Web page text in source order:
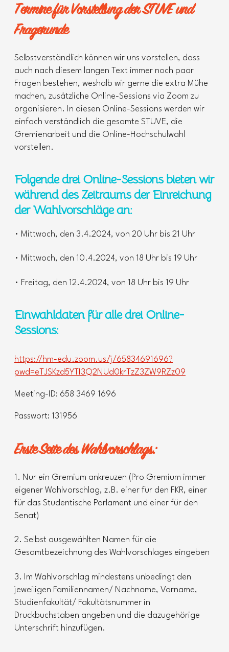
Termine für Vorstellung der STUVE und
Fragerunde
Selbstverständlich können wir uns vorstellen, dass
auch nach diesem langen Text immer noch paar
Fragen bestehen, weshalb wir gerne die extra Mühe
machen, zusätzliche Online-Sessions via Zoom zu
organisieren. In diesen Online-Sessions werden wir
einfach verständlich die gesamte STUVE, die
Gremienarbeit und die Online-Hochschulwahl
vorstellen.
Folgende drei Online-Sessions bieten wir
während des Zeitraums der Einreichung
der Wahlvorschläge an:
• Mittwoch, den 3.4.2024, von 20 Uhr bis 21 Uhr
• Mittwoch, den 10.4.2024, von 18 Uhr bis 19 Uhr
• Freitag, den 12.4.2024, von 18 Uhr bis 19 Uhr
Einwahldaten für alle drei Online-
Sessions:
https://hm-edu.zoom.us/j/65834691696?
pwd=eTJSKzd5YTI3Q2NUd0krTzZ3ZW9RZz09
Meeting-ID: 658 3469 1696
Passwort: 131956
Erste Seite des Wahlvorschlags:
1. Nur ein Gremium ankreuzen (Pro Gremium immer
eigener Wahlvorschlag, z.B. einer für den FKR, einer
für das Studentische Parlament und einer für den
Senat)
2. Selbst ausgewählten Namen für die
Gesamtbezeichnung des Wahlvorschlages eingeben
3. Im Wahlvorschlag mindestens unbedingt den
jeweiligen Familiennamen/ Nachname, Vorname,
Studienfakultät/ Fakultätsnummer in
Druckbuchstaben angeben und die dazugehörige
Unterschrift hinzufügen.